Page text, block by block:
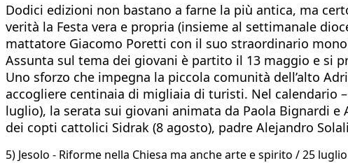
Dodici edizioni non bastano a farne la più antica, ma
verità la Festa vera e propria (insieme al settimanale
mattatore Giacomo Poretti con il suo straordinario
Assunta sul tema dei giovani è partito il 13 maggio e si
Uno sforzo che impegna la piccola comunità dell’alto
accogliere centinaia di migliaia di turisti. Nel calendario
luglio), la serata sui giovani animata da Paola Bignardi
dei copti cattolici Sidrak (8 agosto), padre Alejandro
5) Jesolo - Riforme nella Chiesa ma anche arte e spirito / 25 luglio